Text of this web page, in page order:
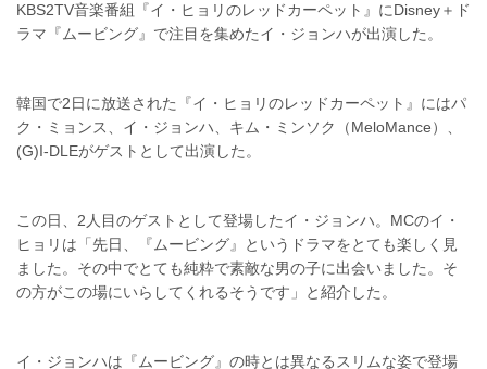
KBS2TV音楽番組『イ・ヒョリのレッドカーペット』にDisney＋ド
ラマ『ムービング』で注目を集めたイ・ジョンハが出演した。
韓国で2日に放送された『イ・ヒョリのレッドカーペット』にはパ
ク・ミョンス、イ・ジョンハ、キム・ミンソク（MeloMance）、
(G)I-DLEがゲストとして出演した。
この日、2人目のゲストとして登場したイ・ジョンハ。MCのイ・
ヒョリは「先日、『ムービング』というドラマをとても楽しく見
ました。その中でとても純粋で素敵な男の子に出会いました。そ
の方がこの場にいらしてくれるそうです」と紹介した。
イ・ジョンハは『ムービング』の時とは異なるスリムな姿で登場